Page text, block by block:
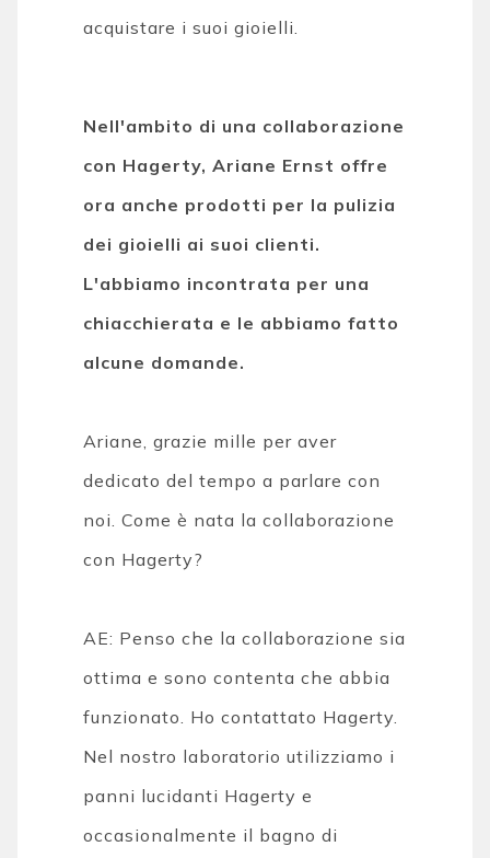
acquistare i suoi gioielli.
Nell'ambito di una collaborazione
con Hagerty, Ariane Ernst offre
ora anche prodotti per la pulizia
dei gioielli ai suoi clienti.
L'abbiamo incontrata per una
chiacchierata e le abbiamo fatto
alcune domande.
Ariane, grazie mille per aver
dedicato del tempo a parlare con
noi. Come è nata la collaborazione
con Hagerty?
AE: Penso che la collaborazione sia
ottima e sono contenta che abbia
funzionato. Ho contattato Hagerty.
Nel nostro laboratorio utilizziamo i
panni lucidanti Hagerty e
occasionalmente il bagno di